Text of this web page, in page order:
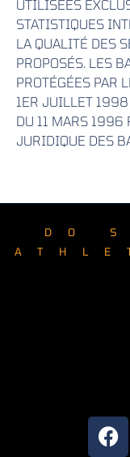
UTILISÉES
STATISTIQUES
LA QUALITÉ DES
PROPOSÉS. LES
PROTÉGÉES PAR
1ER JUILLET
DU 11 MARS 1996
JURIDIQUE DES
DO